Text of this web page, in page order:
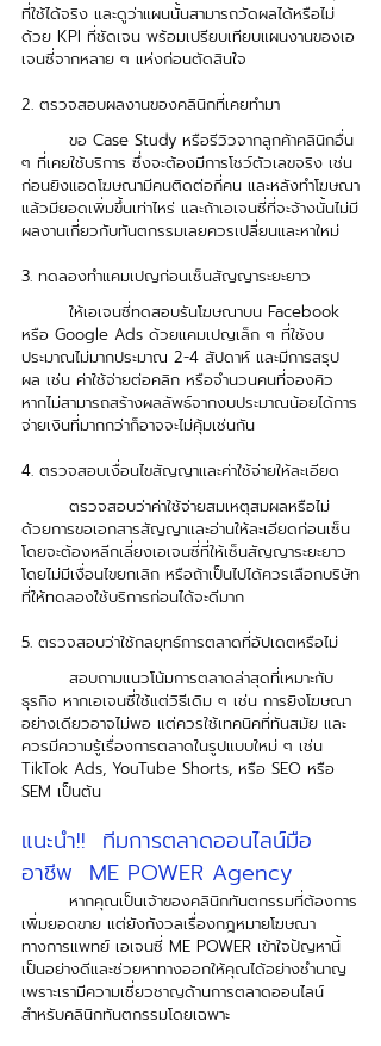
ที่ใช้ได้จริง และดูว่าแผนนั้นสามารถวัดผลได้หรือไม่
ด้วย KPI ที่ชัดเจน พร้อมเปรียบเทียบแผนงานของเอ
เจนซี่จากหลาย ๆ แห่งก่อนตัดสินใจ
2. ตรวจสอบผลงานของคลินิกที่เคยทำมา
ๆ ที่เคยใช้บริการ ซึ่งจะต้องมีการโชว์ตัวเลขจริง เช่น
ก่อนยิงแอดโฆษณามีคนติดต่อกี่คน และหลังทำโฆษณา
แล้วมียอดเพิ่มขึ้นเท่าไหร่ และถ้าเอเจนซี่ที่จะจ้างนั้นไม่มี
ผลงานเกี่ยวกับทันตกรรมเลยควรเปลี่ยนและหาใหม่
3. ทดลองทำแคมเปญก่อนเซ็นสัญญาระยะยาว
หรือ Google Ads ด้วยแคมเปญเล็ก ๆ ที่ใช้งบ
ประมาณไม่มากประมาณ 2-4 สัปดาห์ และมีการสรุป
ผล เช่น ค่าใช้จ่ายต่อคลิก หรือจำนวนคนที่จองคิว
หากไม่สามารถสร้างผลลัพธ์จากงบประมาณน้อยได้การ
จ่ายเงินที่มากกว่าก็อาจจะไม่คุ้มเช่นกัน
4. ตรวจสอบเงื่อนไขสัญญาและค่าใช้จ่ายให้ละเอียด
ด้วยการขอเอกสารสัญญาและอ่านให้ละเอียดก่อนเซ็น
โดยจะต้องหลีกเลี่ยงเอเจนซี่ที่ให้เซ็นสัญญาระยะยาว
โดยไม่มีเงื่อนไขยกเลิก หรือถ้าเป็นไปได้ควรเลือกบริษัท
ที่ให้ทดลองใช้บริการก่อนได้จะดีมาก
5. ตรวจสอบว่าใช้กลยุทธ์การตลาดที่อัปเดตหรือไม่
ธุรกิจ หากเอเจนซี่ใช้แต่วิธีเดิม ๆ เช่น การยิงโฆษณา
อย่างเดียวอาจไม่พอ แต่ควรใช้เทคนิคที่ทันสมัย และ
ควรมีความรู้เรื่องการตลาดในรูปแบบใหม่ ๆ เช่น
TikTok Ads, YouTube Shorts, หรือ SEO หรือ
SEM เป็นต้น
แนะนำ!!  ทีมการตลาดออนไลน์มือ
อาชีพ  ME POWER Agency
เพิ่มยอดขาย แต่ยังกังวลเรื่องกฎหมายโฆษณา
ทางการแพทย์ เอเจนซี่ ME POWER เข้าใจปัญหานี้
เป็นอย่างดีและช่วยหาทางออกให้คุณได้อย่างชำนาญ
เพราะเรามีความเชี่ยวชาญด้านการตลาดออนไลน์
สำหรับคลินิกทันตกรรมโดยเฉพาะ